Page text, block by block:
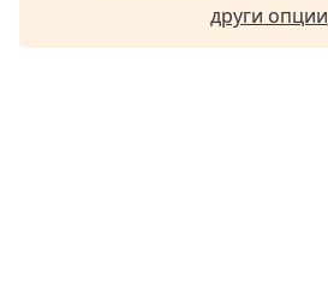
други опции